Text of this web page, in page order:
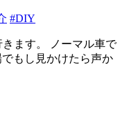
#DIY
ます。 ノーマル車で
もし見かけたら声か